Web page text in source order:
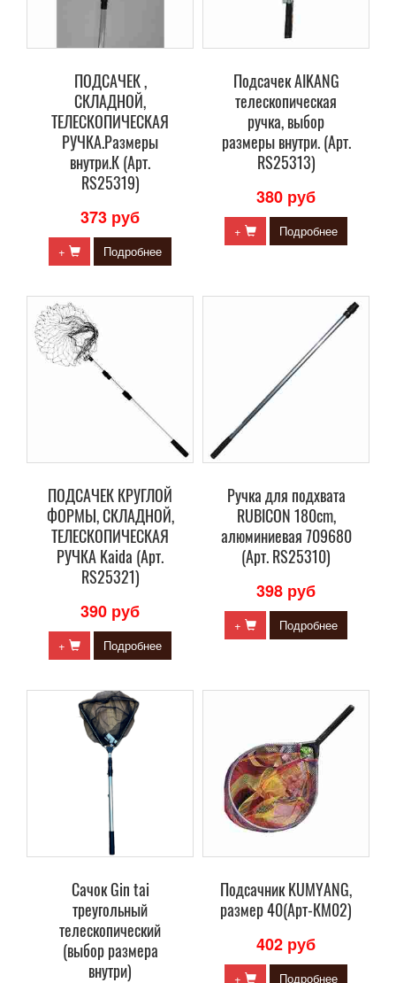
ПОДСАЧЕК ,
СКЛАДНОЙ,
ТЕЛЕСКОПИЧЕСКАЯ
РУЧКА.Размеры
внутри.К (Арт.
RS25319)
373 руб
+ Подробнее
Подсачек AIKANG
телескопическая
ручка, выбор
размеры внутри. (Арт.
RS25313)
380 руб
+ Подробнее
ПОДСАЧЕК КРУГЛОЙ
ФОРМЫ, СКЛАДНОЙ,
ТЕЛЕСКОПИЧЕСКАЯ
РУЧКА Kaida (Арт.
RS25321)
390 руб
+ Подробнее
Ручка для подхвата
RUBICON 180сm,
алюминиевая 709680
(Арт. RS25310)
398 руб
+ Подробнее
Сачок Gin tai
треугольный
телескопический
(выбор размера
внутри)
Подсачник KUMYANG,
размер 40(Арт-КМ02)
402 руб
+ Подробнее